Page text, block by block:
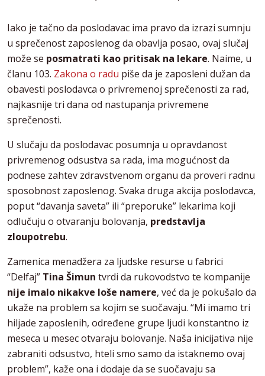
Iako je tačno da poslodavac ima pravo da izrazi sumnju
u sprečenost zaposlenog da obavlja posao, ovaj slučaj
može se posmatrati kao pritisak na lekare. Naime, u
članu 103. Zakona o radu piše da je zaposleni dužan da
obavesti poslodavca o privremenoj sprečenosti za rad,
najkasnije tri dana od nastupanja privremene
sprečenosti.
U slučaju da poslodavac posumnja u opravdanost
privremenog odsustva sa rada, ima mogućnost da
podnese zahtev zdravstvenom organu da proveri radnu
sposobnost zaposlenog. Svaka druga akcija poslodavca,
poput “davanja saveta” ili “preporuke” lekarima koji
odlučuju o otvaranju bolovanja, predstavlja
zloupotrebu.
Zamenica menadžera za ljudske resurse u fabrici
“Delfaj” Tina Šimun tvrdi da rukovodstvo te kompanije
nije imalo nikakve loše namere, već da je pokušalo da
ukaže na problem sa kojim se suočavaju. “Mi imamo tri
hiljade zaposlenih, određene grupe ljudi konstantno iz
meseca u mesec otvaraju bolovanje. Naša inicijativa nije
zabraniti odsustvo, hteli smo samo da istaknemo ovaj
problem”, kaže ona i dodaje da se suočavaju sa